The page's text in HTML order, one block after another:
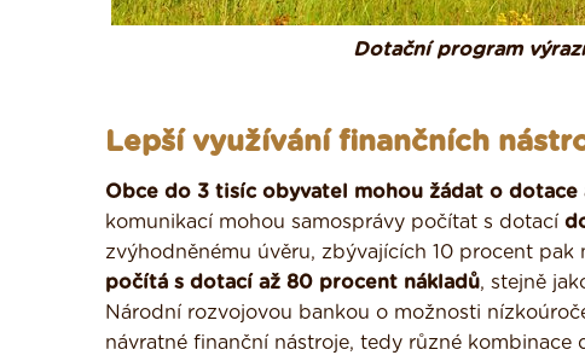
Dotační program
Lepší využívání finančních
Obce do 3 tisíc obyvatel mohou žádat o dotace
komunikací mohou samosprávy počítat s dotací
zvýhodněnému úvěru, zbývajících 10 procent pak
počítá s dotací až 80 procent nákladů, stejně
Národní rozvojovou bankou o možnosti
návratné finanční nástroje, tedy různé